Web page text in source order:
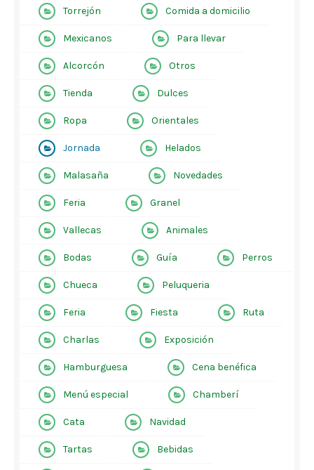
Torrejón Comida a domicilio
Mexicanos Para llevar
Alcorcón Otros
Tienda Dulces
Ropa Orientales
Jornada Helados
Malasaña Novedades
Feria Granel
Vallecas Animales
Bodas Guía Perros
Chueca Peluqueria
Feria Fiesta Ruta
Charlas Exposición
Hamburguesa Cena benéfica
Menú especial Chamberí
Cata Navidad
Tartas Bebidas